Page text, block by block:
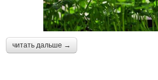
читать дальше →